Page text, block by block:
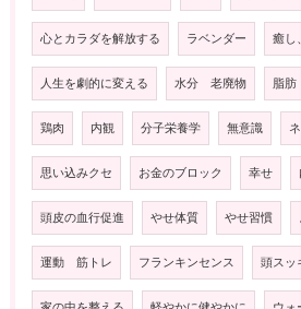
心とカラダを解放する ラベンダー 癒し
人生を劇的に変える 水分 老廃物 脂肪
鶏肉 内観 分子栄養学 無意識
思い込みクセ お金のブロック 幸せ
頭皮の血行促進 やせ体質 やせ習慣
運動 筋トレ フランキンセンス 頭スッ